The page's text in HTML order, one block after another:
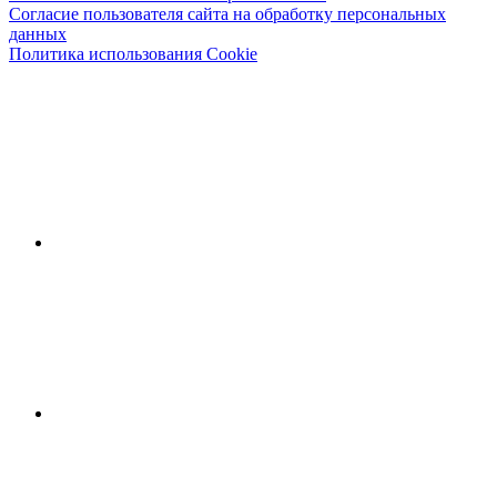
Согласие пользователя сайта на обработку персональных
данных
Политика использования Cookie